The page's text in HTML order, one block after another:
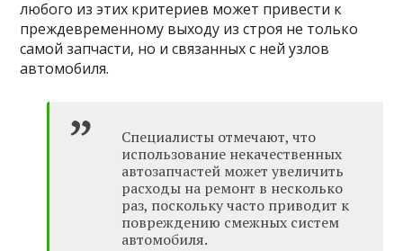
любого из этих критериев может привести к
преждевременному выходу из строя не только
самой запчасти, но и связанных с ней узлов
автомобиля.
Специалисты отмечают, что
использование некачественных
автозапчастей может увеличить
расходы на ремонт в несколько
раз, поскольку часто приводит к
повреждению смежных систем
автомобиля.